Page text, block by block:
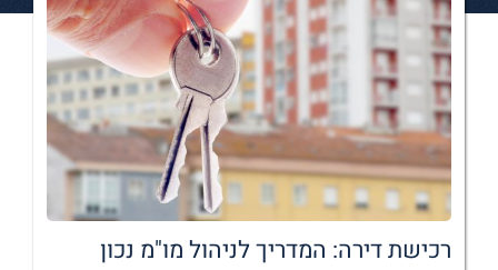
רכישת דירה: המדריך לניהול מו"מ נכון